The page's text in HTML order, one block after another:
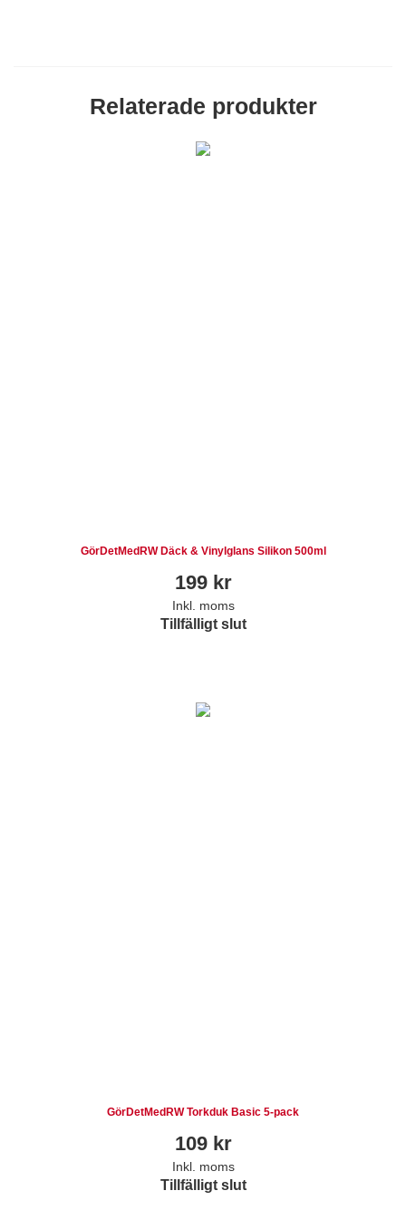
Relaterade produkter
GörDetMedRW Däck & Vinylglans Silikon 500ml
199kr
Inkl. moms
Tillfälligt slut
GörDetMedRW Torkduk Basic 5-pack
109kr
Inkl. moms
Tillfälligt slut